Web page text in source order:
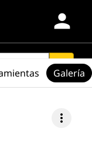
person
search
more_vert
Galería